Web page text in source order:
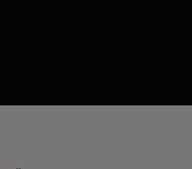
tab